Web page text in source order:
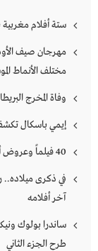
ستة أفلام مغربية
مختلف الأنماط
وفاة المخرج
إيمي باسكال
40 فيلماً وعروض أولى وفعاليات مهنية في مهرجان نافذة على أوروبا
في ذكرى ميلاده..
آخر أفلامه
طرح الجزء الثاني